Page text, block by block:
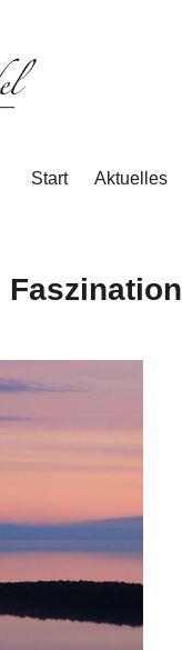
Start Aktuelles
Faszination